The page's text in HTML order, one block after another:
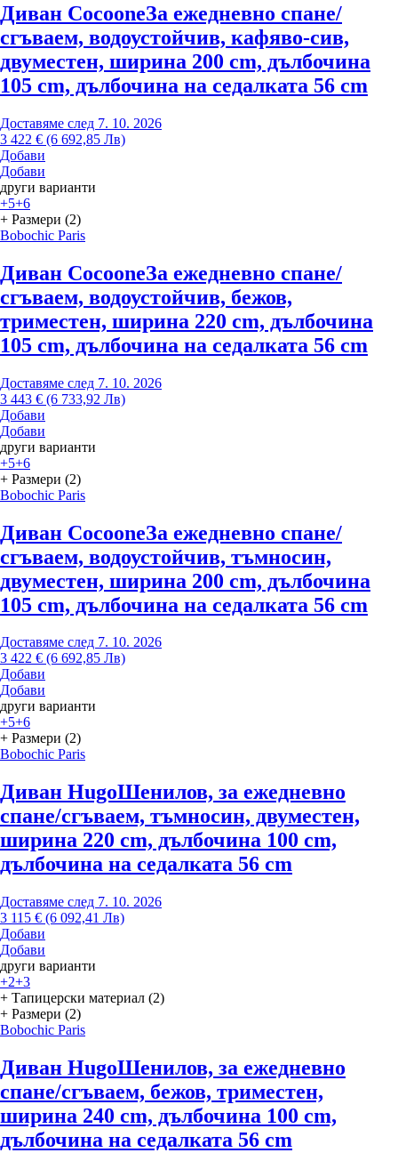
Диван CocooneЗа ежедневно спане/
сгъваем, водоустойчив, кафяво-сив,
двуместен, ширина 200 cm, дълбочина
105 cm, дълбочина на седалката 56 cm
Доставяме след 7. 10. 2026
3 422 € (6 692,85 Лв)
Добави
Добави
други варианти
+5+6
+ Размери (2)
Bobochic Paris
Диван CocooneЗа ежедневно спане/
сгъваем, водоустойчив, бежов,
триместен, ширина 220 cm, дълбочина
105 cm, дълбочина на седалката 56 cm
Доставяме след 7. 10. 2026
3 443 € (6 733,92 Лв)
Добави
Добави
други варианти
+5+6
+ Размери (2)
Bobochic Paris
Диван CocooneЗа ежедневно спане/
сгъваем, водоустойчив, тъмносин,
двуместен, ширина 200 cm, дълбочина
105 cm, дълбочина на седалката 56 cm
Доставяме след 7. 10. 2026
3 422 € (6 692,85 Лв)
Добави
Добави
други варианти
+5+6
+ Размери (2)
Bobochic Paris
Диван HugoШенилов, за ежедневно
спане/сгъваем, тъмносин, двуместен,
ширина 220 cm, дълбочина 100 cm,
дълбочина на седалката 56 cm
Доставяме след 7. 10. 2026
3 115 € (6 092,41 Лв)
Добави
Добави
други варианти
+2+3
+ Тапицерски материал (2)
+ Размери (2)
Bobochic Paris
Диван HugoШенилов, за ежедневно
спане/сгъваем, бежов, триместен,
ширина 240 cm, дълбочина 100 cm,
дълбочина на седалката 56 cm